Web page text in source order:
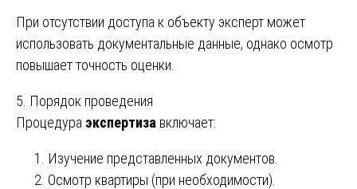
При отсутствии доступа к объекту эксперт может
использовать документальные данные, однако осмотр
повышает точность оценки.
5. Порядок проведения
Процедура экспертиза включает:
Изучение представленных документов.
Осмотр квартиры (при необходимости).